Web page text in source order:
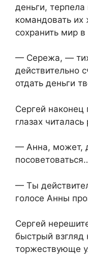
деньги,
командовать
сохранить мир
— Сережа, —
действительно
отдать деньги
Сергей наконец
глазах
— Анна, может,
— Ты
голосе Анны
Сергей
быстрый взгляд
торжествующе